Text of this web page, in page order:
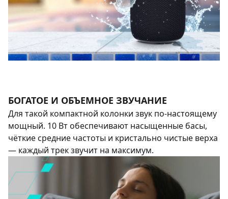
БОГАТОЕ И ОБЪЕМНОЕ ЗВУЧАНИЕ
Для такой компактной колонки звук по-настоящему
мощный. 10 Вт обеспечивают насыщенные басы,
чёткие средние частоты и кристально чистые верха
— каждый трек звучит на максимум.